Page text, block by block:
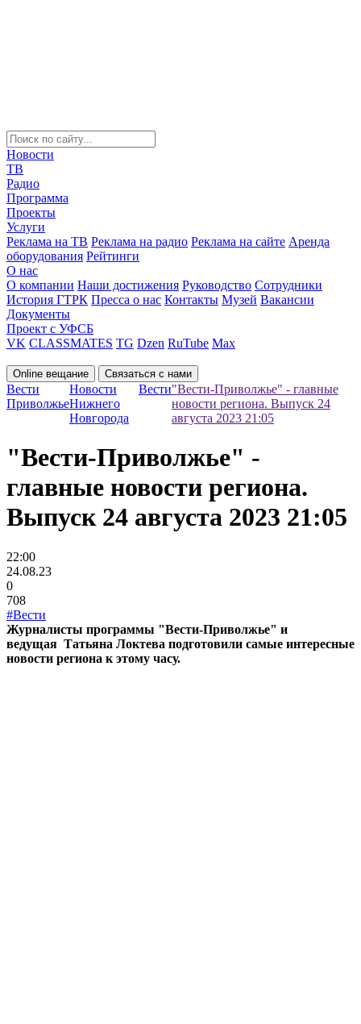
Новости
ТВ
Радио
Программа
Проекты
Услуги
Реклама на ТВ Реклама на радио Реклама на сайте Аренда
оборудования Рейтинги
О нас
О компании Наши достижения Руководство Сотрудники
История ГТРК Пресса о нас Контакты Музей Вакансии
Документы
Проект с УФСБ
VK CLASSMATES TG Dzen RuTube Max
Online вещание Связаться с нами
Вести
Приволжье
Новости
Нижнего
Новгорода
Вести"Вести-Приволжье" - главные
новости региона. Выпуск 24
августа 2023 21:05
"Вести-Приволжье" -
главные новости региона.
Выпуск 24 августа 2023 21:05
22:00
24.08.23
0
708
#Вести
Журналисты программы "Вести-Приволжье" и
ведущая Татьяна Локтева подготовили самые интересные
новости региона к этому часу.